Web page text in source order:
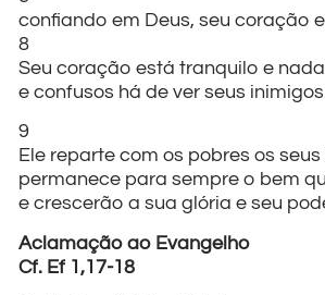
confiando em Deus, seu coração
8
Seu coração está tranquilo e
e confusos há de ver seus
9
Ele reparte com os pobres os seus
permanece para sempre o bem
e crescerão a sua glória e seu
Aclamação ao Evangelho
Cf. Ef 1,17-18